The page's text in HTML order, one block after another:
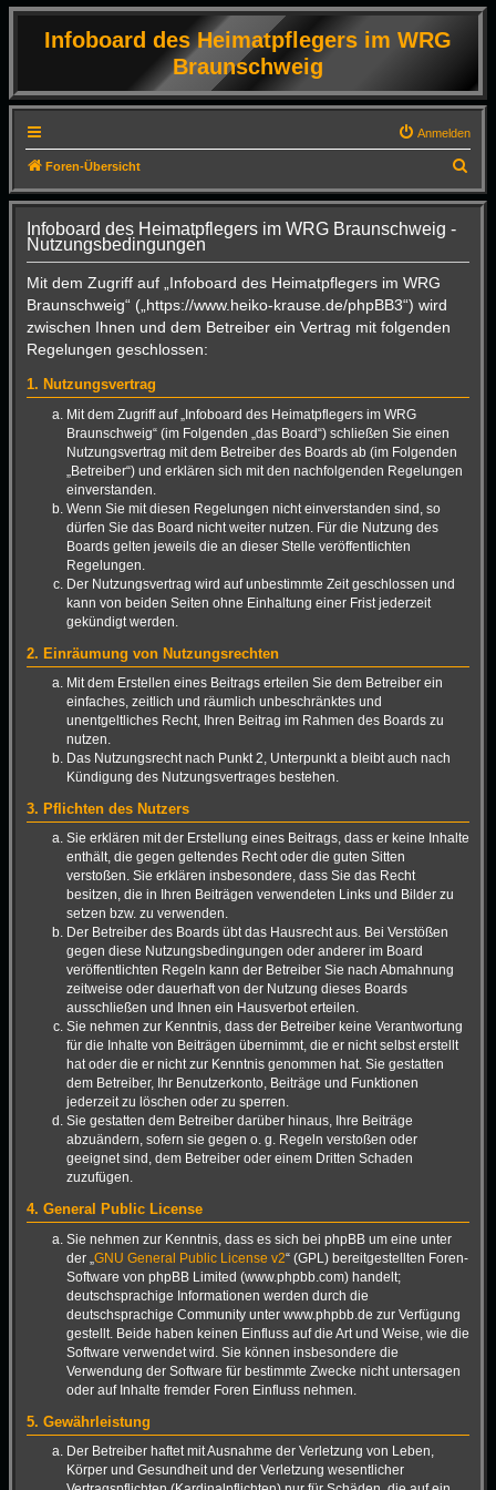
Infoboard des Heimatpflegers im WRG
Braunschweig
Anmelden
Foren-Übersicht
u
Infoboard des Heimatpflegers im WRG Braunschweig -
Nutzungsbedingungen
Mit dem Zugriff auf „Infoboard des Heimatpflegers im WRG
Braunschweig“ („https://www.heiko-krause.de/phpBB3“) wird
zwischen Ihnen und dem Betreiber ein Vertrag mit folgenden
Regelungen geschlossen:
1. Nutzungsvertrag
Mit dem Zugriff auf „Infoboard des Heimatpflegers im WRG
Braunschweig“ (im Folgenden „das Board“) schließen Sie einen
Nutzungsvertrag mit dem Betreiber des Boards ab (im Folgenden
„Betreiber“) und erklären sich mit den nachfolgenden Regelungen
einverstanden.
Wenn Sie mit diesen Regelungen nicht einverstanden sind, so
dürfen Sie das Board nicht weiter nutzen. Für die Nutzung des
Boards gelten jeweils die an dieser Stelle veröffentlichten
Regelungen.
Der Nutzungsvertrag wird auf unbestimmte Zeit geschlossen und
kann von beiden Seiten ohne Einhaltung einer Frist jederzeit
gekündigt werden.
2. Einräumung von Nutzungsrechten
Mit dem Erstellen eines Beitrags erteilen Sie dem Betreiber ein
einfaches, zeitlich und räumlich unbeschränktes und
unentgeltliches Recht, Ihren Beitrag im Rahmen des Boards zu
nutzen.
Das Nutzungsrecht nach Punkt 2, Unterpunkt a bleibt auch nach
Kündigung des Nutzungsvertrages bestehen.
3. Pflichten des Nutzers
Sie erklären mit der Erstellung eines Beitrags, dass er keine Inhalte
enthält, die gegen geltendes Recht oder die guten Sitten
verstoßen. Sie erklären insbesondere, dass Sie das Recht
besitzen, die in Ihren Beiträgen verwendeten Links und Bilder zu
setzen bzw. zu verwenden.
Der Betreiber des Boards übt das Hausrecht aus. Bei Verstößen
gegen diese Nutzungsbedingungen oder anderer im Board
veröffentlichten Regeln kann der Betreiber Sie nach Abmahnung
zeitweise oder dauerhaft von der Nutzung dieses Boards
ausschließen und Ihnen ein Hausverbot erteilen.
Sie nehmen zur Kenntnis, dass der Betreiber keine Verantwortung
für die Inhalte von Beiträgen übernimmt, die er nicht selbst erstellt
hat oder die er nicht zur Kenntnis genommen hat. Sie gestatten
dem Betreiber, Ihr Benutzerkonto, Beiträge und Funktionen
jederzeit zu löschen oder zu sperren.
Sie gestatten dem Betreiber darüber hinaus, Ihre Beiträge
abzuändern, sofern sie gegen o. g. Regeln verstoßen oder
geeignet sind, dem Betreiber oder einem Dritten Schaden
zuzufügen.
4. General Public License
Sie nehmen zur Kenntnis, dass es sich bei phpBB um eine unter
der „ GNU General Public License v2“ (GPL) bereitgestellten Foren-
Software von phpBB Limited (www.phpbb.com) handelt;
deutschsprachige Informationen werden durch die
deutschsprachige Community unter www.phpbb.de zur Verfügung
gestellt. Beide haben keinen Einfluss auf die Art und Weise, wie die
Software verwendet wird. Sie können insbesondere die
Verwendung der Software für bestimmte Zwecke nicht untersagen
oder auf Inhalte fremder Foren Einfluss nehmen.
5. Gewährleistung
Der Betreiber haftet mit Ausnahme der Verletzung von Leben,
Körper und Gesundheit und der Verletzung wesentlicher